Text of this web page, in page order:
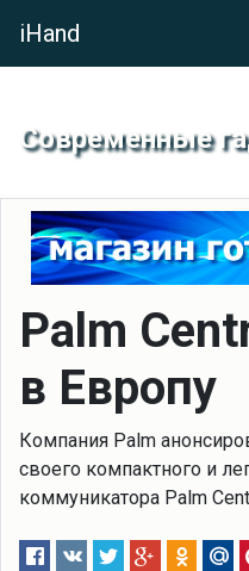
iHand
Современные
Palm
в Европу
Компания Palm
своего компактного и
коммуникатора Palm